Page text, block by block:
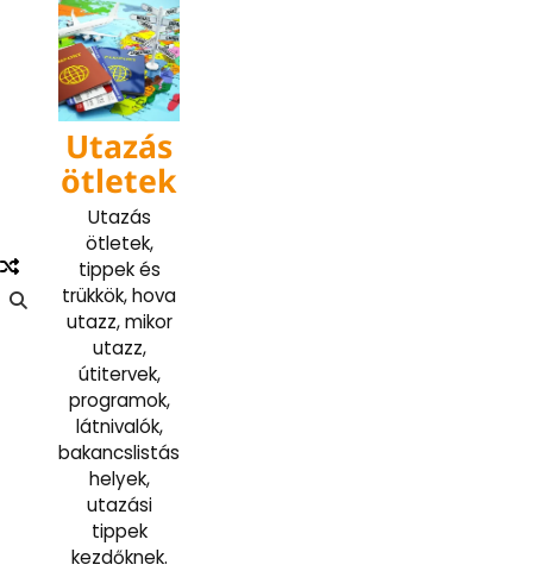
content
Utazás
ötletek
Utazás
ötletek,
tippek és
trükkök, hova
utazz, mikor
utazz,
útitervek,
programok,
látnivalók,
bakancslistás
helyek,
utazási
tippek
kezdőknek.